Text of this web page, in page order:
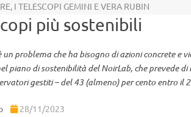
I TELESCOPI GEMINI E VERA RUBIN
più sostenibili
un problema che ha bisogno di azioni concrete e
piano di sostenibilità del NoirLab, che prevede
gestiti – del 43 (almeno) per cento entro il
28/11/2023